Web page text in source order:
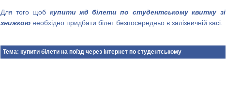
Для того щоб купити жд білети по студентському квитку зі
знижкоюнеобхідно придбати білет безпосередньо в залізничній касі.
Тема: купити білети на поїзд через інтернет по студентському